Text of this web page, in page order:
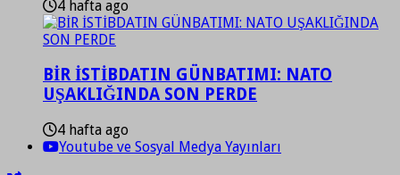
4 hafta ago
BİR İSTİBDATIN GÜNBATIMI: NATO
UŞAKLIĞINDA SON PERDE
4 hafta ago
Youtube ve Sosyal Medya Yayınları